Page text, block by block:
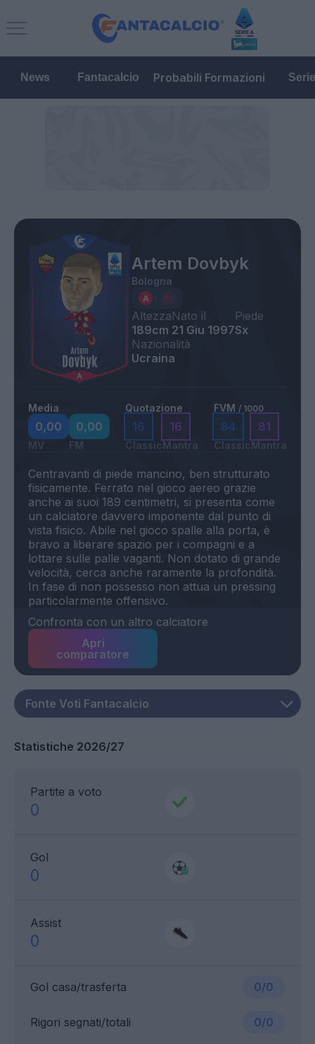
News Fantacalcio Probabili Formazioni
Artem Dovbyk
Bologna
Altezza
189cm
Nato il
21 Giu 1997
Piede
Sx
Nazionalità
Ucraina
Media
0,00
MV
0,00
FM
Quotazione
16
Classic
16
Mantra
FVM / 1000
84
Classic
81
Mantra
Centravanti di piede mancino, ben strutturato
fisicamente. Ferrato nel gioco aereo grazie
anche ai suoi 189 centimetri, si presenta come
un calciatore davvero imponente dal punto di
vista fisico. Abile nel gioco spalle alla porta, è
bravo a liberare spazio per i compagni e a
lottare sulle palle vaganti. Non dotato di grande
velocità, cerca anche raramente la profondità.
In fase di non possesso non attua un pressing
Confronta con un altro calciatore
Apri
comparatore
Statistiche 2026/27
Partite a voto
0
Gol
0
Assist
0
Gol casa/trasferta 0/0
Rigori segnati/totali 0/0